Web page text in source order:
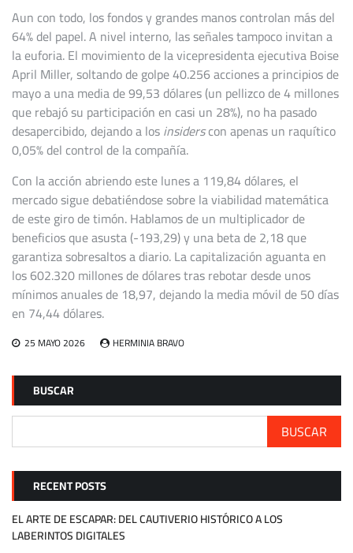
Aun con todo, los fondos y grandes manos controlan más del
64% del papel. A nivel interno, las señales tampoco invitan a
la euforia. El movimiento de la vicepresidenta ejecutiva Boise
April Miller, soltando de golpe 40.256 acciones a principios de
mayo a una media de 99,53 dólares (un pellizco de 4 millones
que rebajó su participación en casi un 28%), no ha pasado
desapercibido, dejando a losinsiderscon apenas un raquítico
0,05% del control de la compañía.
Con la acción abriendo este lunes a 119,84 dólares, el
mercado sigue debatiéndose sobre la viabilidad matemática
de este giro de timón. Hablamos de un multiplicador de
beneficios que asusta (-193,29) y una beta de 2,18 que
garantiza sobresaltos a diario. La capitalización aguanta en
los 602.320 millones de dólares tras rebotar desde unos
mínimos anuales de 18,97, dejando la media móvil de 50 días
en 74,44 dólares.
25 MAYO 2026 HERMINIA BRAVO
BUSCAR
BUSCAR
RECENT POSTS
EL ARTE DE ESCAPAR: DEL CAUTIVERIO HISTÓRICO A LOS
LABERINTOS DIGITALES